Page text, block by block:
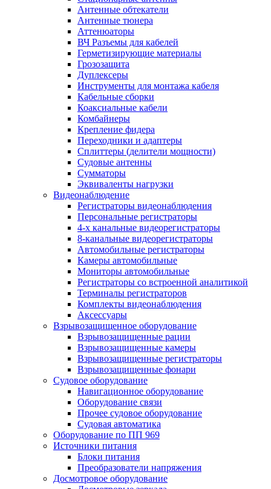
Антенные обтекатели
Антенные тюнера
Аттенюаторы
ВЧ Разъемы для кабелей
Герметизирующие материалы
Грозозащита
Дуплексеры
Инструменты для монтажа кабеля
Кабельные сборки
Коаксиальные кабели
Комбайнеры
Крепление фидера
Переходники и адаптеры
Сплиттеры (делители мощности)
Судовые антенны
Сумматоры
Эквиваленты нагрузки
Видеонаблюдение
Регистраторы видеонаблюдения
Персональные регистраторы
4-х канальные видеорегистраторы
8-канальные видеорегистраторы
Автомобильные регистраторы
Камеры автомобильные
Мониторы автомобильные
Регистраторы со встроенной аналитикой
Терминалы регистраторов
Комплекты видеонаблюдения
Аксессуары
Взрывозащищенное оборудование
Взрывозащищенные рации
Взрывозащищенные камеры
Взрывозащищенные регистраторы
Взрывозащищенные фонари
Судовое оборудование
Навигационное оборудование
Оборудование связи
Прочее судовое оборудование
Судовая автоматика
Оборудование по ПП 969
Источники питания
Блоки питания
Преобразователи напряжения
Досмотровое оборудование